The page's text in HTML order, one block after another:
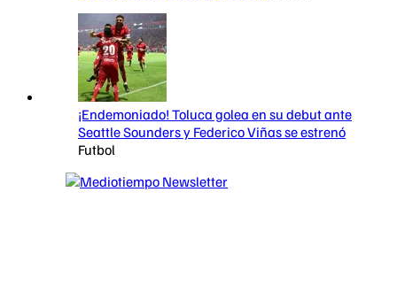
¡Endemoniado! Toluca golea en su debut ante
Seattle Sounders y Federico Viñas se estrenó
Futbol